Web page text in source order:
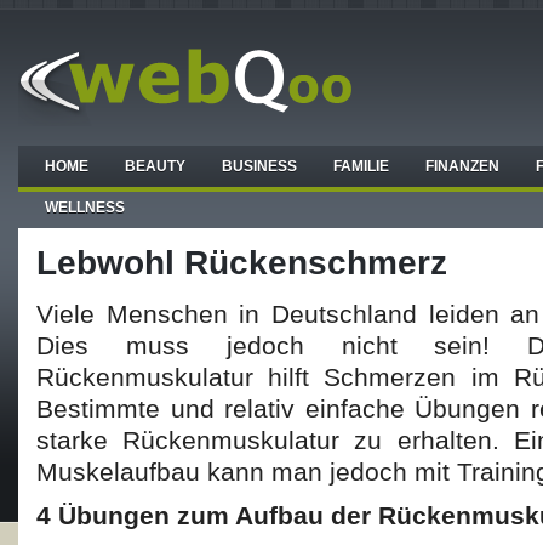
HOME BEAUTY BUSINESS FAMILIE FINANZEN
WELLNESS
Lebwohl Rückenschmerz
Viele Menschen in Deutschland leiden
Dies muss jedoch nicht sein!
Rückenmuskulatur hilft Schmerzen im
Bestimmte und relativ einfache Übungen
starke Rückenmuskulatur zu erhalten.
Muskelaufbau kann man jedoch mit
4 Übungen zum Aufbau der